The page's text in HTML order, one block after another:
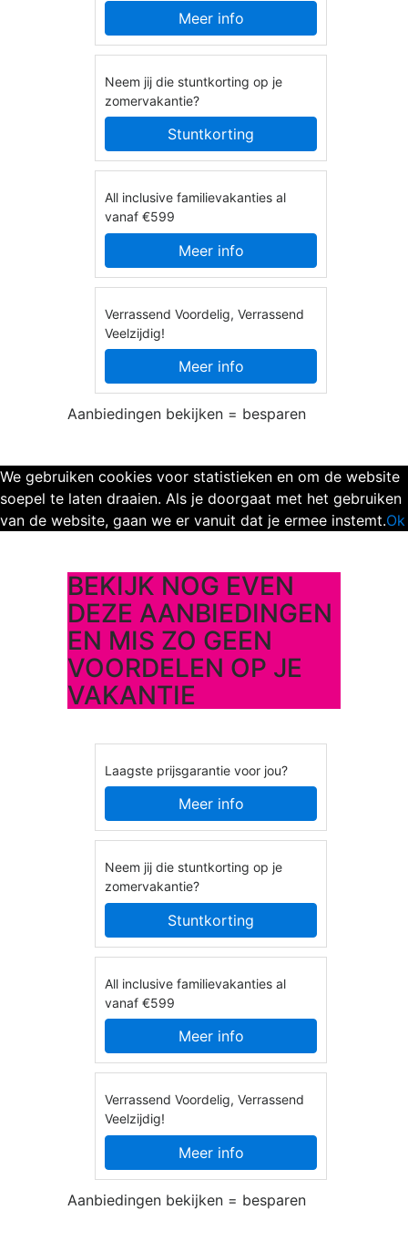
Meer info
Neem jij die stuntkorting op je
zomervakantie?
Stuntkorting
All inclusive familievakanties al
vanaf €599
Meer info
Verrassend Voordelig, Verrassend
Veelzijdig!
Meer info
Aanbiedingen bekijken = besparen
We gebruiken cookies voor statistieken en om de website
soepel te laten draaien. Als je doorgaat met het gebruiken
van de website, gaan we er vanuit dat je ermee instemt.Ok
BEKIJK NOG EVEN
DEZE AANBIEDINGEN
EN MIS ZO GEEN
VOORDELEN OP JE
VAKANTIE
Laagste prijsgarantie voor jou?
Meer info
Neem jij die stuntkorting op je
zomervakantie?
Stuntkorting
All inclusive familievakanties al
vanaf €599
Meer info
Verrassend Voordelig, Verrassend
Veelzijdig!
Meer info
Aanbiedingen bekijken = besparen